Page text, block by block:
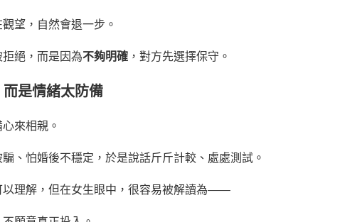
望，自然會退一步。
絕，而是因為不夠明確 ，對方先選擇保守。
是情緒太防備
來相親。
、怕婚後不穩定，於是說話斤斤計較、處處測試。
以理解，但在女生眼中，很容易被解讀為——